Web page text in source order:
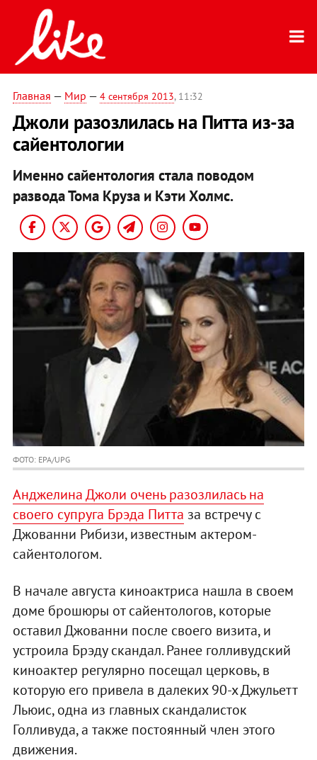
Главная — Мир — 4 сентября 2013, 11:32
Джоли разозлилась на Питта из-за
сайентологии
Именно сайентология стала поводом
развода Тома Круза и Кэти Холмс.
ФОТО: EPA/UPG
Анджелина Джоли очень разозлилась на
своего супруга Брэда Питта за встречу с
Джованни Рибизи, известным актером-
сайентологом.
В начале августа киноактриса нашла в своем
доме брошюры от сайентологов, которые
оставил Джованни после своего визита, и
устроила Брэду скандал. Ранее голливудский
киноактер регулярно посещал церковь, в
которую его привела в далеких 90-х Джульетт
Льюис, одна из главных скандалисток
Голливуда, а также постоянный член этого
движения.